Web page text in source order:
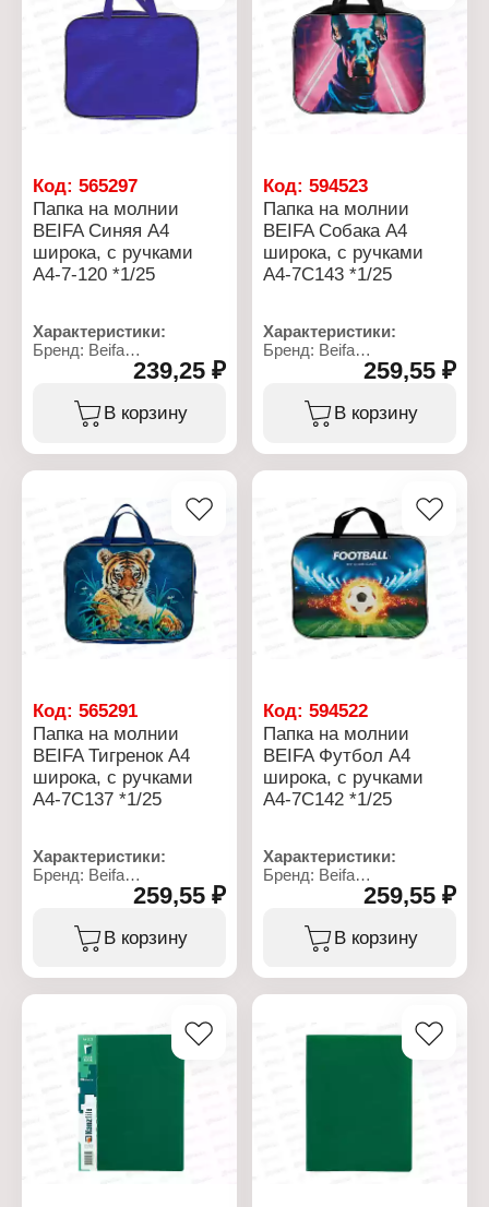
Тип крепления: на
молнии
Особенность: с ручками
Код: 565297
Папка на молнии
BEIFA Синяя А4
широка, с ручками
А4-7-120 *1/25
Характеристики:
Бренд: Beifa
Артикул: А4-7-120
Цвет: синий
Формат: А4
Количество отделений: 1
Тип крепления: на
молнии
239,25 ₽
В корзину
Код:594523
Папка на молнии
BEIFA Собака А4
широка, с ручками
А4-7С143 *1/25
Характеристики:
Бренд: Beifa
Артикул: А4-7С143
Модель: "Собака"
Формат: А4
Количество отделений: 1
Тип крепления: на
молнии
Особенность: с ручками
259,55 ₽
В корзину
Код: 565291
Папка на молнии
BEIFA Тигренок А4
широка, с ручками
А4-7С137 *1/25
Характеристики:
Бренд: Beifa
Артикул: А4-7С137
Модель: "Тигренок"
Формат: А4
Количество отделений: 1
Тип крепления: на
молнии
Особенность: с ручками
259,55 ₽
В корзину
Код:594522
Папка на молнии
BEIFA Футбол А4
широка, с ручками
А4-7С142 *1/25
Характеристики:
Бренд: Beifa
Артикул: А4-7С142
Модель: "Футбол"
Формат: А4
Количество отделений: 1
отдел
259,55 ₽
В корзину